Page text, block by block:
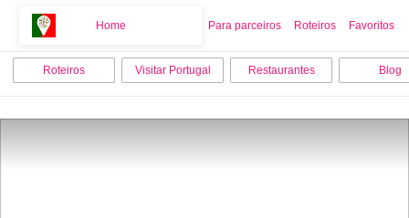
Home Para parceiros Roteiros Favoritos
Home
Roteiros Visitar Portugal Restaurantes Blog